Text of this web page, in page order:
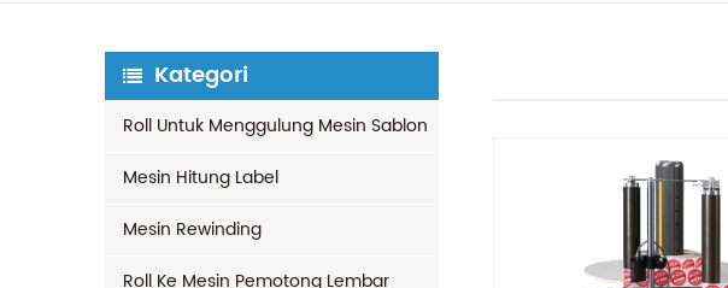
Kategori
Roll Untuk Menggulung Mesin Sablon
Mesin Hitung Label
Mesin Rewinding
Roll Ke Mesin Pemotong Lembar